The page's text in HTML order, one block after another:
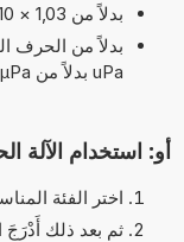
بدلاً من 1,03 × 10^5 ، يمكن كتابة 1,03e5 يرمز الحرف 'e' إلى 'الأس'.
uPa بدلاً من µPa.
أو: استخدام الآلة
اختر الفئة
ثم بعد ذلك أَدْرَجَ